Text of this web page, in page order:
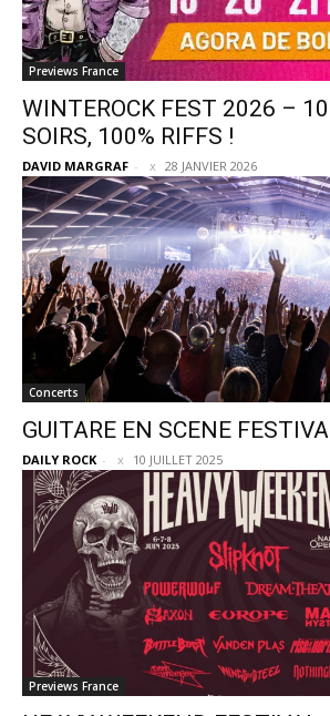
Previews France
WINTEROCK FEST 2026 –
SOIRS, 100% RIFFS !
DAVID MARGRAF - 28 JANVIER 2026
Concerts
GUITARE EN SCENE
DAILY ROCK - 10 JUILLET 2025
Previews France